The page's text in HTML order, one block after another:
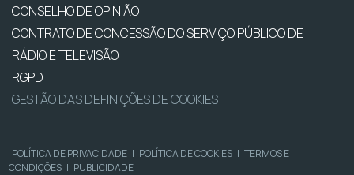
CONSELHO DE OPINIÃO
CONTRATO DE CONCESSÃO DO SERVIÇO PÚBLICO DE
RÁDIO E TELEVISÃO
RGPD
GESTÃO DAS DEFINIÇÕES DE COOKIES
POLÍTICA DE PRIVACIDADE | POLÍTICA DE COOKIES | TERMOS E
CONDIÇÕES | PUBLICIDADE